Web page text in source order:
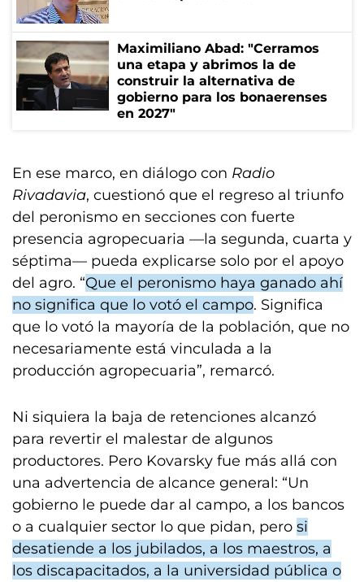
Maximiliano Abad: "Cerramos
una etapa y abrimos la de
construir la alternativa de
gobierno para los bonaerenses
en 2027"
En ese marco, en diálogo con Radio
Rivadavia, cuestionó que el regreso al triunfo
del peronismo en secciones con fuerte
presencia agropecuaria —la segunda, cuarta y
séptima— pueda explicarse solo por el apoyo
del agro. “Que el peronismo haya ganado ahí
no significa que lo votó el campo. Significa
que lo votó la mayoría de la población, que no
necesariamente está vinculada a la
producción agropecuaria”, remarcó.
Ni siquiera la baja de retenciones alcanzó
para revertir el malestar de algunos
productores. Pero Kovarsky fue más allá con
una advertencia de alcance general: “Un
gobierno le puede dar al campo, a los bancos
o a cualquier sector lo que pidan, pero si
desatiende a los jubilados, a los maestros, a
los discapacitados, a la universidad pública o